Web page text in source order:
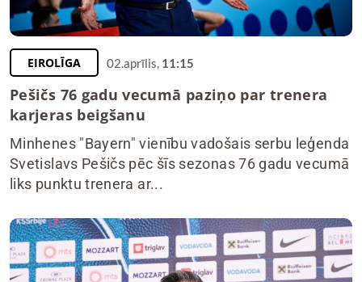
EIROLĪGA 02.aprīlis, 11:15
Pešičs 76 gadu vecumā paziņo par trenera
karjeras beigšanu
Minhenes "Bayern" vienību vadošais serbu leģenda
Svetislavs Pešičs pēc šīs sezonas 76 gadu vecumā
liks punktu trenera ar...